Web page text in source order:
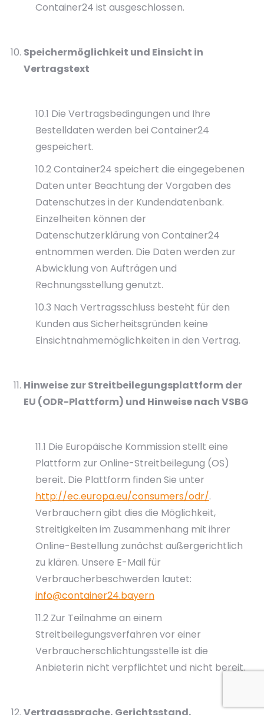
Container24 ist ausgeschlossen.
Speichermöglichkeit und Einsicht in
Vertragstext
10.1 Die Vertragsbedingungen und Ihre
Bestelldaten werden bei Container24
gespeichert.
10.2 Container24 speichert die eingegebenen
Daten unter Beachtung der Vorgaben des
Datenschutzes in der Kundendatenbank.
Einzelheiten können der
Datenschutzerklärung von Container24
entnommen werden. Die Daten werden zur
Abwicklung von Aufträgen und
Rechnungsstellung genutzt.
10.3 Nach Vertragsschluss besteht für den
Kunden aus Sicherheitsgründen keine
Einsichtnahmemöglichkeiten in den Vertrag.
Hinweise zur Streitbeilegungsplattform der
EU (ODR-Plattform) und Hinweise nach VSBG
11.1 Die Europäische Kommission stellt eine
Plattform zur Online-Streitbeilegung (OS)
bereit. Die Plattform finden Sie unter
http://ec.europa.eu/consumers/odr/.
Verbrauchern gibt dies die Möglichkeit,
Streitigkeiten im Zusammenhang mit ihrer
Online-Bestellung zunächst außergerichtlich
zu klären. Unsere E-Mail für
Verbraucherbeschwerden lautet:
info@container24.bayern
11.2 Zur Teilnahme an einem
Streitbeilegungsverfahren vor einer
Verbraucherschlichtungsstelle ist die
Anbieterin nicht verpflichtet und nicht bereit.